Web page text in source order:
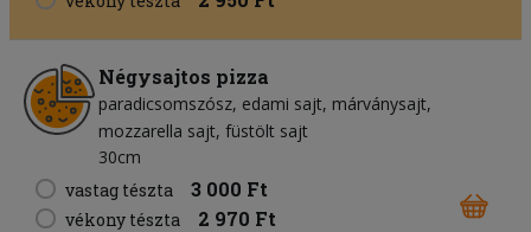
Négysajtos pizza
paradicsomszósz edami sajt márványsajt
mozzarella sajt füstölt sajt
30cm
vastag tészta
3 000 Ft
vékony tészta 2 970 Ft